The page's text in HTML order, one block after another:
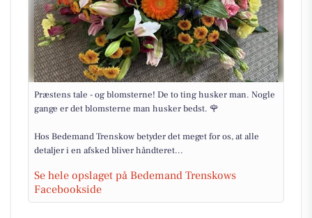
Præstens tale - og blomsterne! De to ting husker man. Nogle
gange er det blomsterne man husker bedst. 🌹
Hos Bedemand Trenskow betyder det meget for os, at alle
detaljer i en afsked bliver håndteret...
Se hele opslaget på Bedemand Trenskows
Facebookside